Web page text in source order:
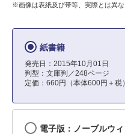
※画像は表紙及び帯等、実際とは異な
紙書籍
発売日：2015年10月01日
判型：文庫判／248ページ
定価：660円（本体600円＋税）
電子版：ノーブルウ